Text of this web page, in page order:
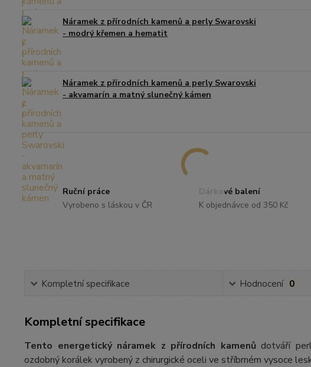
Náramek z přírodních kamenů a perly Swarovski
- modrý křemen a hematit
Náramek z přírodních kamenů a perly Swarovski
- akvamarín a matný slunečný kámen
Ruční práce
Vyrobeno s láskou v ČR
Dárkové balení
K objednávce od 350 Kč
Kompletní specifikace Hodnocení 0
Kompletní specifikace
Tento energetický náramek z přírodních kamenů dotváří
ozdobný korálek vyrobený z chirurgické oceli ve stříbrném vysoce